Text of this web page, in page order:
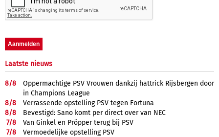
Laatste nieuws
8/8
Oppermachtige PSV Vrouwen dankzij hattrick Rijsbergen door
in Champions League
8/8
Verrassende opstelling PSV tegen Fortuna
8/8
Bevestigd: Sano komt per direct over van NEC
7/8
Van Ginkel en Pröpper terug bij PSV
7/8
Vermoedelijke opstelling PSV